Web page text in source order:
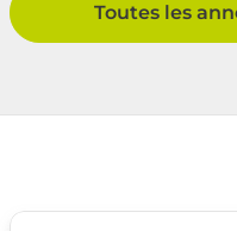
Toutes les